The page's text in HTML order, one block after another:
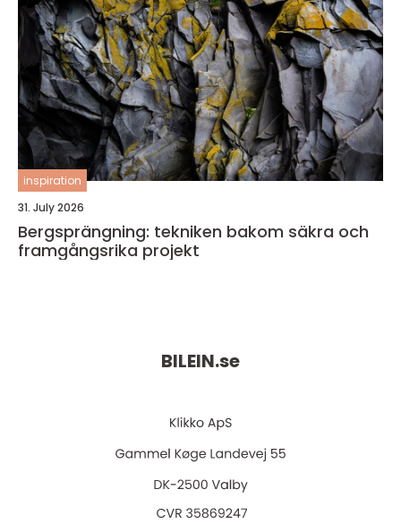
inspiration
31. July 2026
Bergsprängning: tekniken bakom säkra och
framgångsrika projekt
BILEIN.se